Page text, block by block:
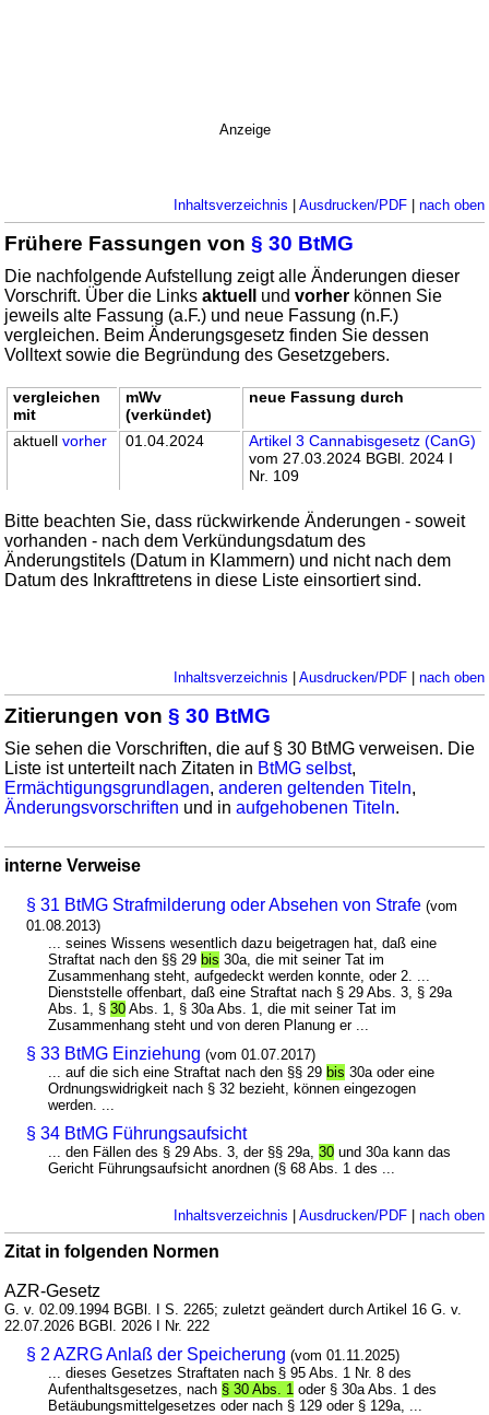
Anzeige
Inhaltsverzeichnis | Ausdrucken/PDF| nach oben
Frühere Fassungen von§ 30 BtMG
Die nachfolgende Aufstellung zeigt alle Änderungen dieser
Vorschrift. Über die Linksaktuell undvorher können Sie
jeweils alte Fassung (a.F.) und neue Fassung (n.F.)
vergleichen. Beim Änderungsgesetz finden Sie dessen
Volltext sowie die Begründung des Gesetzgebers.
vergleichen
mit
mWv
(verkündet)
neue Fassung durch
aktuellvorher 01.04.2024
Artikel 3 Cannabisgesetz (CanG)
vom 27.03.2024 BGBl. 2024 I
Nr. 109
Bitte beachten Sie, dass rückwirkende Änderungen - soweit
vorhanden - nach dem Verkündungsdatum des
Änderungstitels (Datum in Klammern) und nicht nach dem
Datum des Inkrafttretens in diese Liste einsortiert sind.
Inhaltsverzeichnis | Ausdrucken/PDF| nach oben
Zitierungen von§ 30 BtMG
Sie sehen die Vorschriften, die auf § 30 BtMG verweisen. Die
Liste ist unterteilt nach Zitaten in BtMG selbst,
Ermächtigungsgrundlagen,anderen geltenden Titeln,
Änderungsvorschriften und inaufgehobenen Titeln.
interne Verweise
§ 31 BtMG Strafmilderung oder Absehen von Strafe (vom
01.08.2013)
... seines Wissens wesentlich dazu beigetragen hat, daß eine
Straftat nach den §§ 29bis 30a, die mit seiner Tat im
Zusammenhang steht, aufgedeckt werden konnte, oder 2. ...
Dienststelle offenbart, daß eine Straftat nach § 29 Abs. 3, § 29a
Abs. 1, §30 Abs. 1, § 30a Abs. 1, die mit seiner Tat im
Zusammenhang steht und von deren Planung er ...
§ 33 BtMG Einziehung (vom 01.07.2017)
... auf die sich eine Straftat nach den §§ 29bis 30a oder eine
Ordnungswidrigkeit nach § 32 bezieht, können eingezogen
werden. ...
§ 34 BtMG Führungsaufsicht
... den Fällen des § 29 Abs. 3, der §§ 29a,30 und 30a kann das
Gericht Führungsaufsicht anordnen (§ 68 Abs. 1 des ...
Inhaltsverzeichnis | Ausdrucken/PDF| nach oben
Zitat in folgenden Normen
AZR-Gesetz
G. v. 02.09.1994 BGBl. I S. 2265; zuletzt geändert durch Artikel 16 G. v.
22.07.2026 BGBl. 2026 I Nr. 222
§ 2 AZRG Anlaß der Speicherung (vom 01.11.2025)
... dieses Gesetzes Straftaten nach § 95 Abs. 1 Nr. 8 des
Aufenthaltsgesetzes, nach § 30 Abs. 1 oder § 30a Abs. 1 des
Betäubungsmittelgesetzes oder nach § 129 oder § 129a, ...